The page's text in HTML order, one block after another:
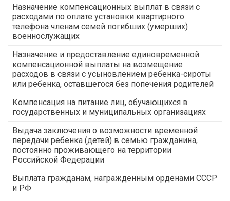
Назначение компенсационных выплат в связи с
расходами по оплате установки квартирного
телефона членам семей погибших (умерших)
военнослужащих
Назначение и предоставление единовременной
компенсационной выплаты на возмещение
расходов в связи с усыновлением ребенка-сироты
или ребенка, оставшегося без попечения родителей
Компенсация на питание лиц, обучающихся в
государственных и муниципальных организациях
Выдача заключения о возможности временной
передачи ребенка (детей) в семью гражданина,
постоянно проживающего на территории
Российской Федерации
Выплата гражданам, награжденным орденами СССР
и РФ